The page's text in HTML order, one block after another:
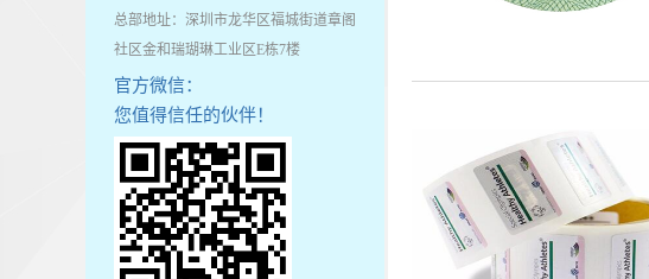
总部地址：深圳市龙华区福城街道章阁
社区金和瑞瑚琳工业区E栋7楼
官方微信：
您值得信任的伙伴！